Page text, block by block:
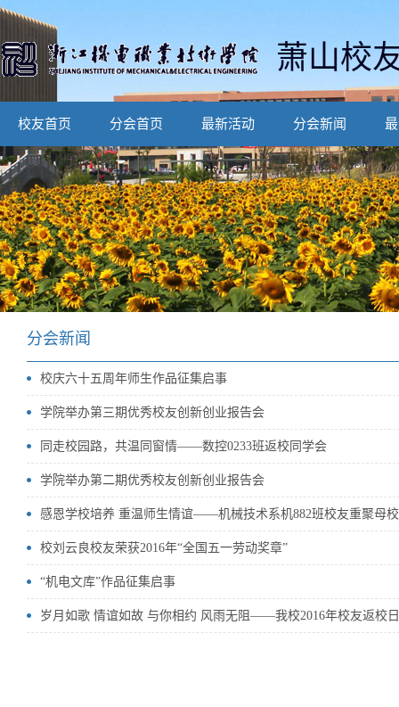
萧山校
校友首页 分会首页 最新活动 分会新闻
分会新闻
校庆六十五周年师生作品征集启事
学院举办第三期优秀校友创新创业报告会
同走校园路，共温同窗情——数控0233班返校同学会
学院举办第二期优秀校友创新创业报告会
感恩学校培养 重温师生情谊——机械技术系机882班校友重聚母校
校刘云良校友荣获2016年“全国五一劳动奖章”
“机电文库”作品征集启事
岁月如歌 情谊如故 与你相约 风雨无阻——我校2016年校友返校